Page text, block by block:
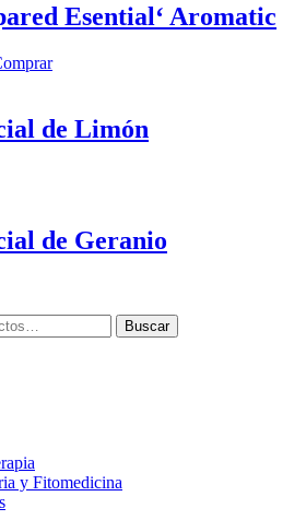
Esential‘ Aromatic
de Limón
de Geranio
Buscar
y Fitomedicina